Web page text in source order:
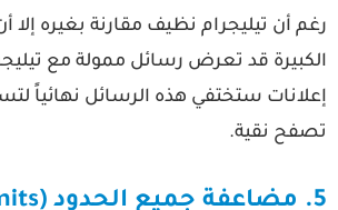
أن تيليجرام نظيف مقارنة بغيره إلا أن
قد تعرض رسائل ممولة مع
ستختفي هذه الرسائل نهائياً
نقية.